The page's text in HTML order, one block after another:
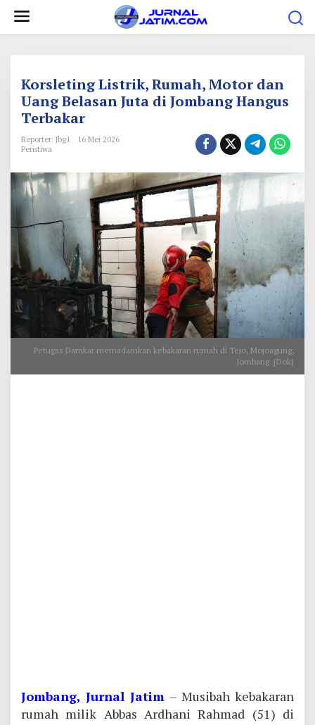
Korsleting Listrik, Rumah, Motor dan
Uang Belasan Juta di Jombang Hangus
Terbakar
Reporter: Jbg1
16 Mei 2026
Peristiwa
Petugas Damkar memadamkan kebakaran rumah di Tejo, Mojoagung,
Jombang. [Dok]
Jombang, Jurnal Jatim – Musibah kebakaran
rumah milik Abbas Ardhani Rahmad (51) di